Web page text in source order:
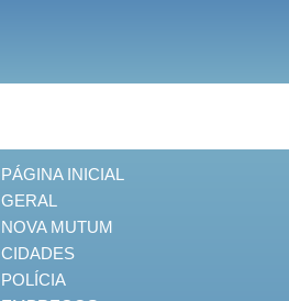
PÁGINA INICIAL
GERAL
NOVA MUTUM
CIDADES
POLÍCIA